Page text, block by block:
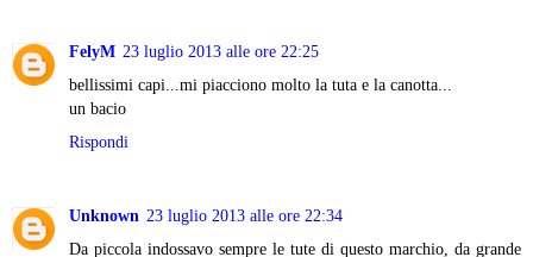
FelyM 23 luglio 2013 alle ore 22:25
bellissimi capi...mi piacciono molto la tuta e la canotta...
un bacio
Rispondi
Unknown 23 luglio 2013 alle ore 22:34
Da piccola indossavo sempre le tute di questo marchio, da grande